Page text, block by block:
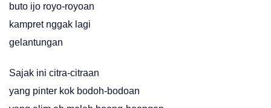
buto ijo royo-royoan
kampret nggak lagi
gelantungan
Sajak ini citra-citraan
yang pinter kok bodoh-bodoan